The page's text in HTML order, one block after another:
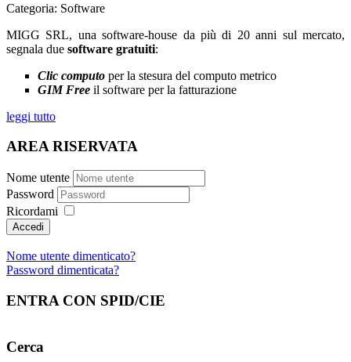
Categoria: Software
MIGG SRL, una software-house da più di 20 anni sul mercato,
segnala due software gratuiti:
Clic computo per la stesura del computo metrico
GIM Free il software per la fatturazione
leggi tutto
AREA RISERVATA
Nome utente
Password
Ricordami
Nome utente dimenticato?
Password dimenticata?
ENTRA CON SPID/CIE
Cerca